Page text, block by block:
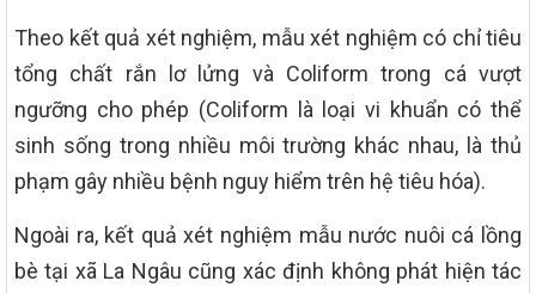
Theo kết quả xét nghiệm, mẫu xét nghiệm có chỉ tiêu
tổng chất rắn lơ lửng và Coliform trong cá vượt
ngưỡng cho phép (Coliform là loại vi khuẩn có thể
sinh sống trong nhiều môi trường khác nhau, là thủ
phạm gây nhiều bệnh nguy hiểm trên hệ tiêu hóa).
Ngoài ra, kết quả xét nghiệm mẫu nước nuôi cá lồng
bè tại xã La Ngâu cũng xác định không phát hiện tác